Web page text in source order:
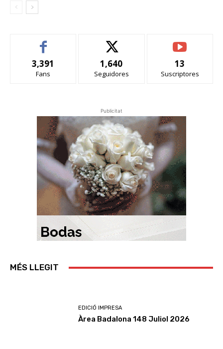
3,391
Fans
1,640
Seguidores
13
Suscriptores
Publicitat
MÉS LLEGIT
EDICIÓ IMPRESA
Àrea Badalona 148 Juliol 2026